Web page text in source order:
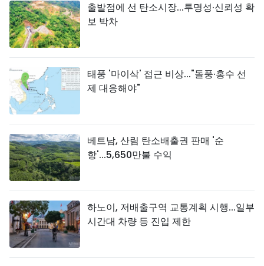
출발점에 선 탄소시장...투명성·신뢰성 확
보 박차
태풍 '마이삭' 접근 비상..."돌풍·홍수 선
제 대응해야"
베트남, 산림 탄소배출권 판매 '순
항'...5,650만불 수익
하노이, 저배출구역 교통계획 시행...일부
시간대 차량 등 진입 제한